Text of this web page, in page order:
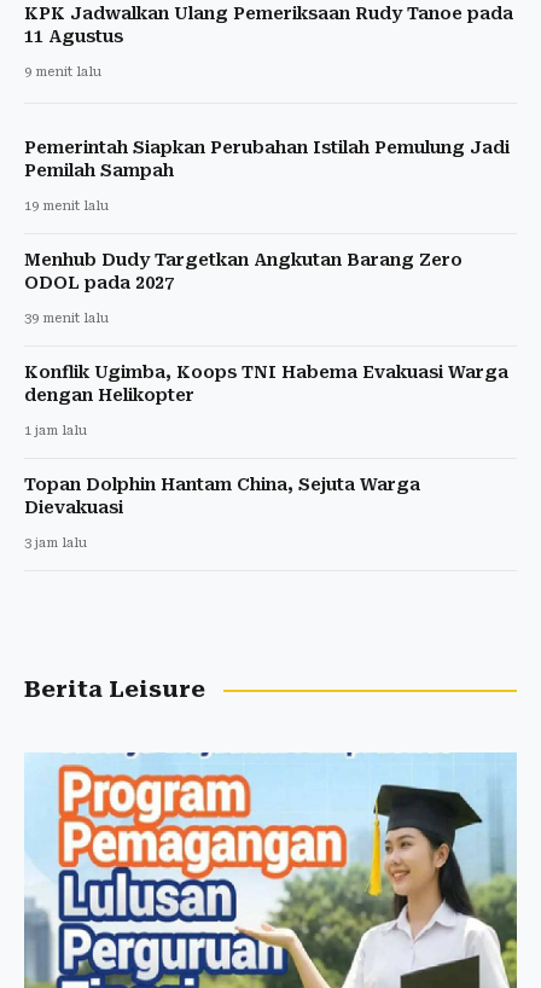
KPK Jadwalkan Ulang Pemeriksaan Rudy Tanoe pada
11 Agustus
9 menit lalu
Pemerintah Siapkan Perubahan Istilah Pemulung Jadi
Pemilah Sampah
19 menit lalu
Menhub Dudy Targetkan Angkutan Barang Zero
ODOL pada 2027
39 menit lalu
Konflik Ugimba, Koops TNI Habema Evakuasi Warga
dengan Helikopter
1 jam lalu
Topan Dolphin Hantam China, Sejuta Warga
Dievakuasi
3 jam lalu
Berita Leisure